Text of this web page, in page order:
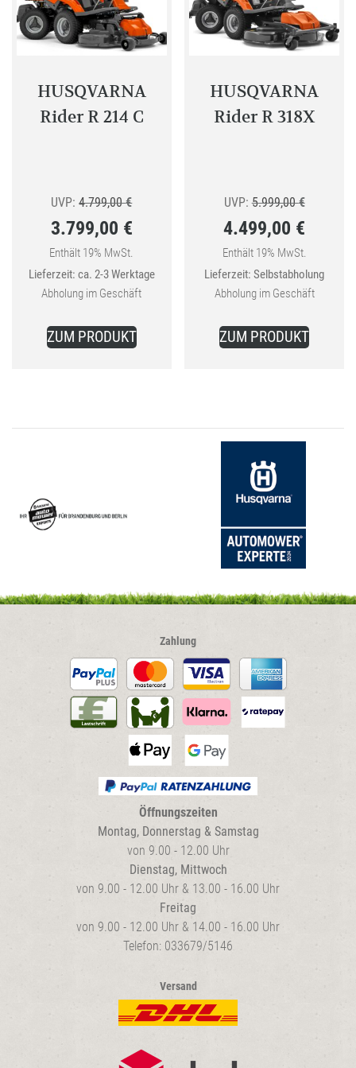
HUSQVARNA
Rider R 214 C
UVP: 4.799,00€Ursprünglicher
Preis
war:
4.799,00 €
3.799,00 €
Aktueller
Preis
3.799,00 €.
Enthält 19% MwSt.
Lieferzeit: ca. 2-3 Werktage
Abholung im Geschäft
ZUM PRODUKT
HUSQVARNA
Rider R 318X
UVP: 5.999,00€
Preis
war:
5.999,00
4.499,00 €
Aktueller
Preis
4.499,00 €.
Enthält 19% MwSt.
Lieferzeit: Selbstabholung
Abholung im Geschäft
ZUM PRODUKT
Zahlung
Öffnungszeiten
Montag, Donnerstag & Samstag
von 9.00 - 12.00 Uhr
Dienstag, Mittwoch
von 9.00 - 12.00 Uhr & 13.00 - 16.00 Uhr
Freitag
von 9.00 - 12.00 Uhr & 14.00 - 16.00 Uhr
Telefon: 033679/5146
Versand